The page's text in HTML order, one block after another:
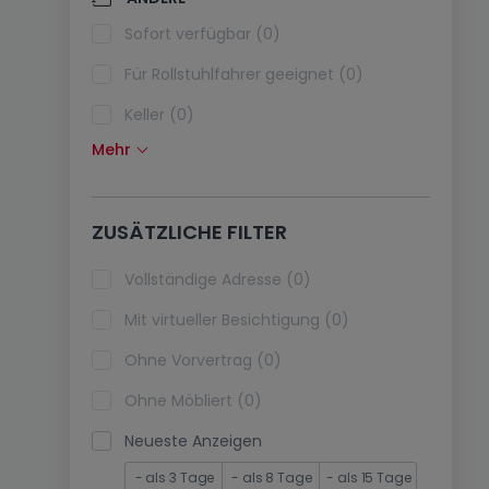
Klimaanlagen (0)
Glasfaser (0)
Sofort verfügbar (0)
Für Rollstuhlfahrer geeignet (0)
Keller (0)
Dachboden (0)
Fahrstuhl (0)
immobilienleibrente (0)
Ferienimmobilien (0)
Mehr
ZUSÄTZLICHE FILTER
Vollständige Adresse (0)
Mit virtueller Besichtigung (0)
Ohne Vorvertrag (0)
Ohne Möbliert (0)
Neueste Anzeigen
- als 3 Tage - als 8 Tage - als 15 Tage